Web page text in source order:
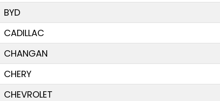
BYD
CADILLAC
CHANGAN
CHERY
CHEVROLET